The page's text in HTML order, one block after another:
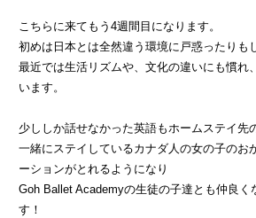
こちらに来てもう 4週間目になります。
初めは日本とは全然違う環境に 戸惑ったりも
最近では生活リズムや、文化の違いにも慣れ
います。
少ししか話せなかった英語も ホームステイ先
一緒にステイしているカナダ人の女の子のお
ーションがとれるようになり
Goh Ballet Academyの生徒の子達とも仲良く
す！